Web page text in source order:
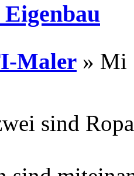
Maler » Mi
sind